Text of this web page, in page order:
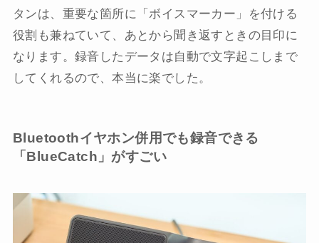
タンは、重要な箇所に「ボイスマーカー」を付ける
役割も兼ねていて、あとから聞き返すときの目印に
なります。録音したデータは自動で文字起こしまで
してくれるので、本当に楽でした。
Bluetoothイヤホン併用でも録音できる
「BlueCatch」がすごい